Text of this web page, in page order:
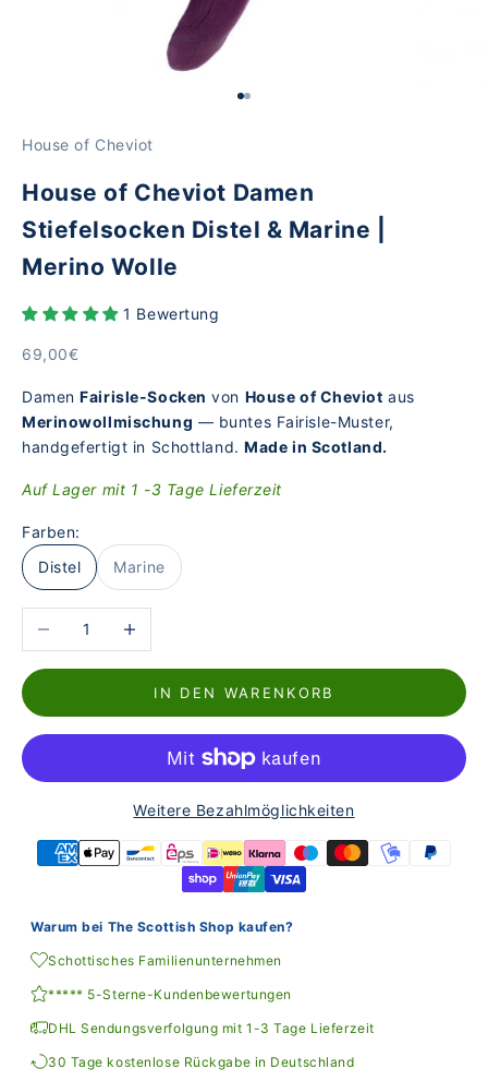
Gehe zu Element 1
Gehe zu Element 2
House of Cheviot
House of Cheviot Damen
Stiefelsocken Distel & Marine |
Merino Wolle
1 Bewertung
Angebot
69,00€
DamenFairisle-Socken von House of Cheviot aus
Merinowollmischung — buntes Fairisle-Muster,
handgefertigt in Schottland.Made in Scotland.
Auf Lager mit 1 -3 Tage Lieferzeit
Farben:
Distel
Marine
Anzahl verringernAnzahl erhöhen
IN DEN WARENKORB
Weitere Bezahlmöglichkeiten
Warum bei The Scottish Shop kaufen?
Schottisches Familienunternehmen
***** 5-Sterne-Kundenbewertungen
DHL Sendungsverfolgung mit 1-3 Tage Lieferzeit
30 Tage kostenlose Rückgabe in Deutschland